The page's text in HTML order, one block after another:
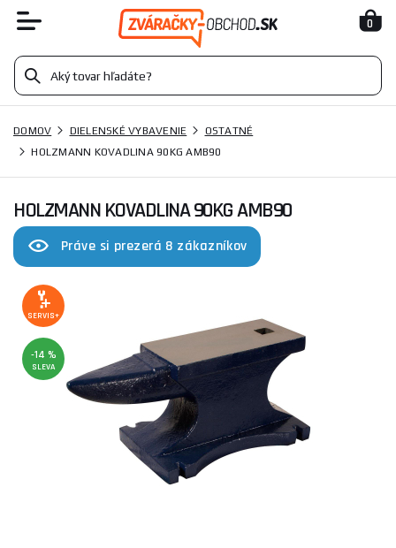
0
DOMOV DIELENSKÉ VYBAVENIE
OSTATNÉ
HOLZMANN KOVADLINA 90KG AMB90
HOLZMANN KOVADLINA 90KG AMB90
Práve si prezerá 8 zákazníkov
SERVIS+
-14 %
SLEVA